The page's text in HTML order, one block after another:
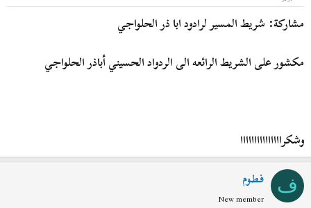
مشاركة: شريط المسير لرادود ابا ذر الحلواجي
مكشور على الشريط الرائعه الى الردواد الحسيني أباذر الحلواجي
وشكرااااااااااااااا
ف فطوم
New member